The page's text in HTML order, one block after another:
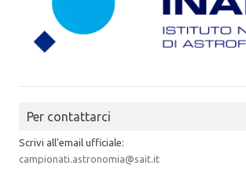
Per contattarci
Scrivi all'email ufficiale:
campionati.astronomia@sait.it